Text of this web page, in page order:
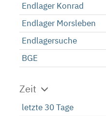
Endlager Konrad
Endlager Morsleben
Endlagersuche
BGE
Zeit
letzte 30 Tage